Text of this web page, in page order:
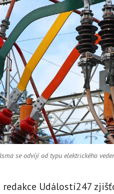
se odvíjí od typu elektrického
Událostí247